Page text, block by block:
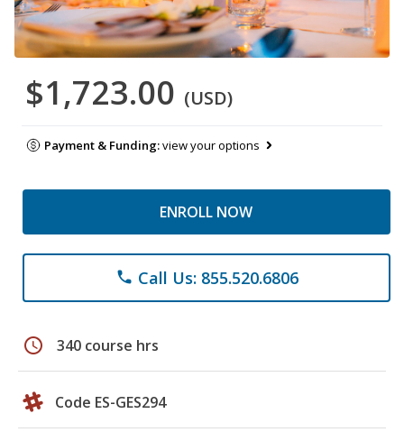
$1,723.00 (USD)
Payment & Funding:view your options
ENROLL NOW
phone Call Us: 855.520.6806
schedule 340 course hrs
Code ES-GES294